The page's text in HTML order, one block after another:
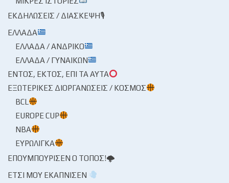
ΕΚΔΗΛΏΣΕΙΣ / ΔΙΆΣΚΕΨΗ🎙
ΕΛΛΆΔΑ
ΕΛΛΆΔΑ / ΑΝΔΡΙΚΌ
ΕΛΛΆΔΑ / ΓΥΝΑΙΚΏΝ
ΕΝΤΌΣ, ΕΚΤΌΣ, ΕΠΊ ΤΑ ΑΥΤΆ
ΕΞΩΤΕΡΙΚΈΣ ΔΙΟΡΓΑΝΏΣΕΙΣ / ΚΌΣΜΟΣ
BCL
EUROPE CUP
NBA
ΕΥΡΩΛΊΓΚΑ
ΕΠΟΥΜΠΟΎΡΙΣΕΝ Ο ΤΌΠΟΣ!🌩
ΈΤΣΙ ΜΟΥ ΕΚΆΠΝΙΣΕΝ